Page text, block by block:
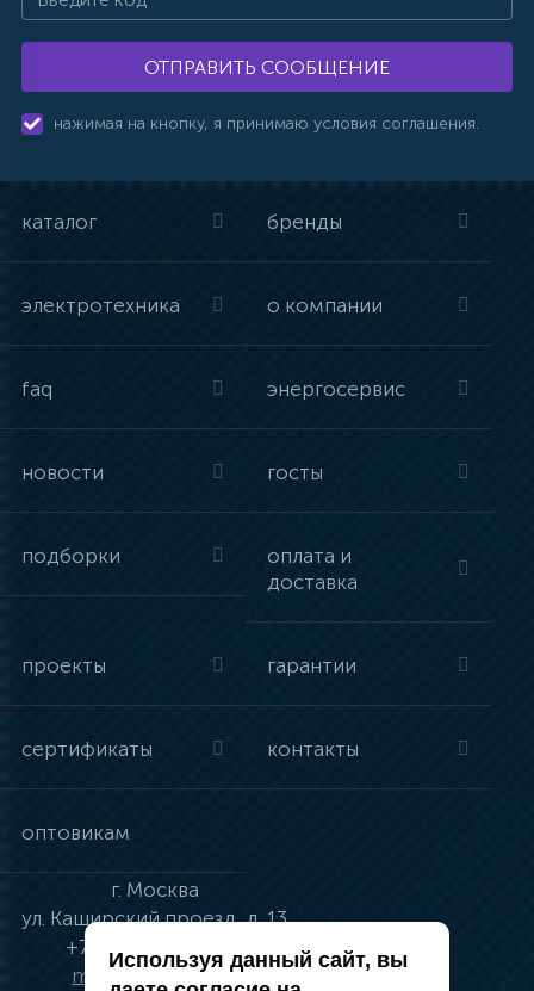
ОТПРАВИТЬ СООБЩЕНИЕ
нажимая на кнопку, я принимаю условия соглашения.
каталог бренды
электротехника о компании
faq энергосервис
новости госты
подборки
оплата и
доставка
проекты гарантии
сертификаты контакты
оптовикам
г. Москва
ул. Каширский проезд, д. 13
+7 (495) 134-41-83
moskva@vincci.ru
Используя данный сайт, вы